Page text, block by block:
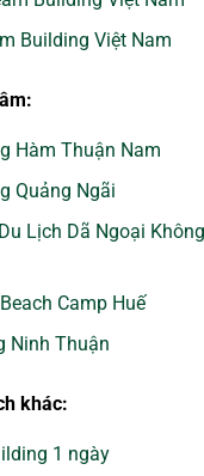
Building Việt Nam
Hàm Thuận Nam
Quảng Ngãi
Lịch Dã Ngoại
Camp Huế
Ninh Thuận
khác:
1 ngày